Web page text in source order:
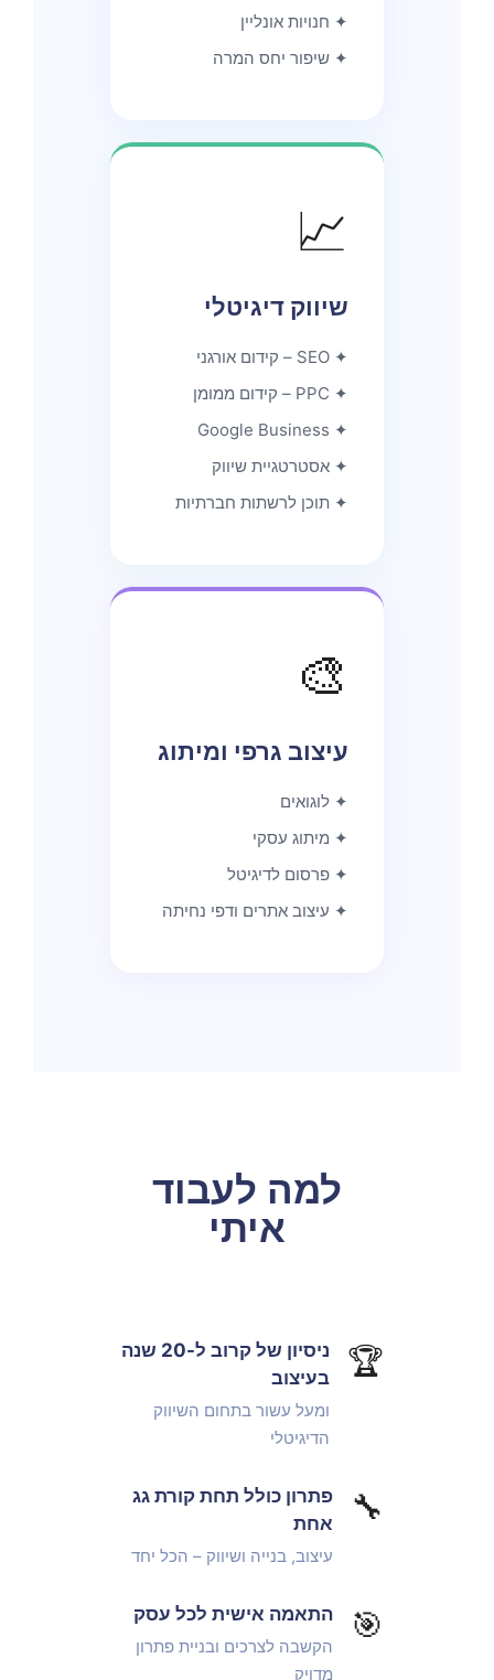
✦ חנויות אונליין
✦ שיפור יחס המרה
📈
שיווק דיגיטלי
✦ SEO – קידום אורגני
✦ PPC – קידום ממומן
✦ Google Business
✦ אסטרטגיית שיווק
✦ תוכן לרשתות חברתיות
🎨
עיצוב גרפי ומיתוג
✦ לוגואים
✦ מיתוג עסקי
✦ פרסום לדיגיטל
✦ עיצוב אתרים ודפי נחיתה
למה לעבוד
איתי
🏆
ניסיון של קרוב ל-20 שנה
בעיצוב
ומעל עשור בתחום השיווק
הדיגיטלי
🔧
פתרון כולל תחת קורת גג
אחת
עיצוב, בנייה ושיווק – הכל יחד
🎯 התאמה אישית לכל עסק
הקשבה לצרכים ובניית פתרון
מדויק